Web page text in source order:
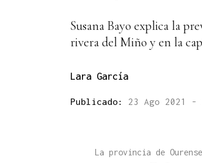
Susana Bayo explica la
rivera del Miño y en la
Lara García
Publicado: 23 Ago 2021 -
La provincia de